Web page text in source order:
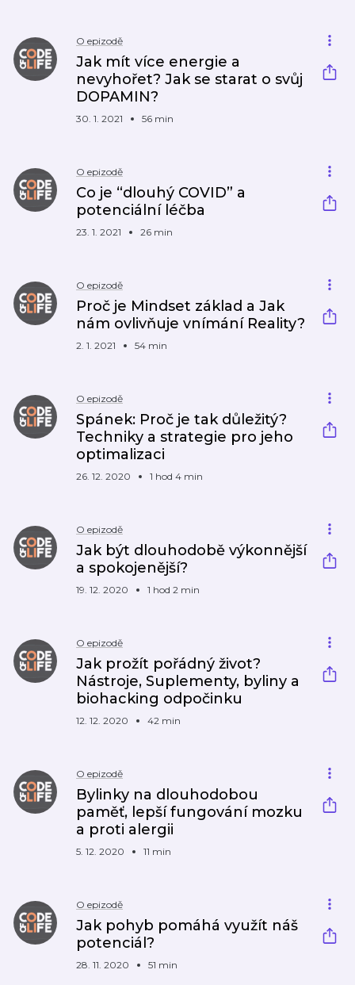
O epizodě
Jak mít více energie a
nevyhořet? Jak se starat o svůj
DOPAMIN?
30. 1. 2021 56 min
O epizodě
Co je “dlouhý COVID” a
potenciální léčba
23. 1. 2021 26 min
O epizodě
Proč je Mindset základ a Jak
nám ovlivňuje vnímání Reality?
2. 1. 2021 54 min
O epizodě
Spánek: Proč je tak důležitý?
Techniky a strategie pro jeho
optimalizaci
26. 12. 2020 1 hod 4 min
O epizodě
Jak být dlouhodobě výkonnější
a spokojenější?
19. 12. 2020 1 hod 2 min
O epizodě
Jak prožít pořádný život?
Nástroje, Suplementy, byliny a
biohacking odpočinku
12. 12. 2020 42 min
O epizodě
Bylinky na dlouhodobou
paměť, lepší fungování mozku
a proti alergii
5. 12. 2020 11 min
O epizodě
Jak pohyb pomáhá využít náš
potenciál?
28. 11. 2020 51 min